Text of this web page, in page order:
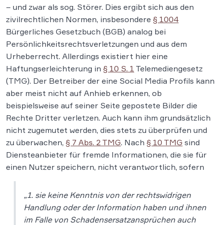
– und zwar als sog. Störer. Dies ergibt sich aus den
zivilrechtlichen Normen, insbesondere § 1004
Bürgerliches Gesetzbuch (BGB) analog bei
Persönlichkeitsrechtsverletzungen und aus dem
Urheberrecht. Allerdings existiert hier eine
Haftungserleichterung in § 10 S. 1 Telemediengesetz
(TMG). Der Betreiber der eine Social Media Profils kann
aber meist nicht auf Anhieb erkennen, ob
beispielsweise auf seiner Seite gepostete Bilder die
Rechte Dritter verletzen. Auch kann ihm grundsätzlich
nicht zugemutet werden, dies stets zu überprüfen und
zu überwachen, § 7 Abs. 2 TMG. Nach § 10 TMG sind
Diensteanbieter für fremde Informationen, die sie für
einen Nutzer speichern, nicht verantwortlich, sofern
„1. sie keine Kenntnis von der rechtswidrigen
Handlung oder der Information haben und ihnen
im Falle von Schadensersatzansprüchen auch